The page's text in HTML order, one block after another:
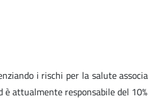
i rischi per la salute
attualmente responsabile del